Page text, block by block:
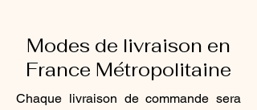
Modes de livraison en
France Métropolitaine
Chaque livraison de commande sera